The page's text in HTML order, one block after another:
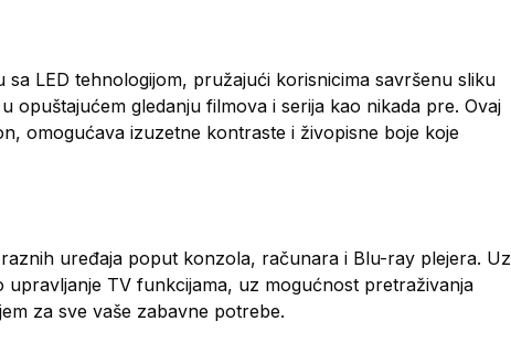
LED tehnologijom, pružajući korisnicima savršenu sliku
opuštajućem gledanju filmova i serija kao nikada pre. Ovaj
omogućava izuzetne kontraste i živopisne boje koje
uređaja poput konzola, računara i Blu-ray plejera. Uz
TV funkcijama, uz mogućnost pretraživanja
za sve vaše zabavne potrebe.